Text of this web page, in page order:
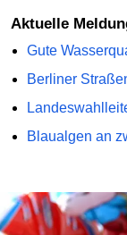
Aktuelle
Gute
Berliner
Blaualgen an